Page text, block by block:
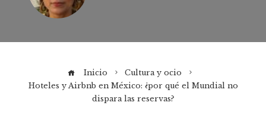
Inicio
Cultura y ocio
Hoteles y Airbnb en México: ¿por qué el Mundial no
dispara las reservas?